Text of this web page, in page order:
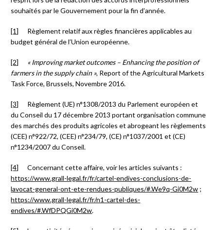
souhaités par le Gouvernement pour la fin d’année.
[1] Règlement relatif aux règles financières applicables au
budget général de l’Union européenne.
[2]
« Improving market outcomes – Enhancing the position of
farmers in the supply chain », Report of the Agricultural Markets
Task Force, Brussels, Novembre 2016.
[3] Règlement (UE) n°1308/2013 du Parlement européen et
du Conseil du 17 décembre 2013 portant organisation commune
des marchés des produits agricoles et abrogeant les règlements
(CEE) n°922/72, (CEE) n°234/79, (CE) n°1037/2001 et (CE)
n°1234/2007 du Conseil.
[4] Concernant cette affaire, voir les articles suivants :
https://www.grall-legal.fr/fr/cartel-endives-conclusions-de-
lavocat-general-ont-ete-rendues-publiques/#.We9q-Gi0M2w ;
https://www.grall-legal.fr/fr/n1-cartel-des-
endives/#.WfDPQGi0M2w.